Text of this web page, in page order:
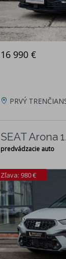
16 990 €
PRVÝ
SEAT Arona
predvádzacie auto
Zľava: 980 €